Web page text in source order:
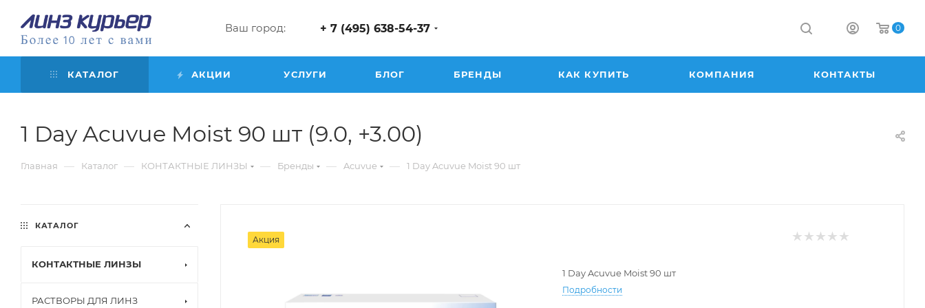
Ваш город: + 7 (495) 638-54-37 0
КАТАЛОГ АКЦИИ УСЛУГИ БЛОГ БРЕНДЫ КАК КУПИТЬ КОМПАНИЯ КОНТАКТЫ
1 Day Acuvue Moist 90 шт (9.0, +3.00)
Главная — Каталог — КОНТАКТНЫЕ ЛИНЗЫ — Бренды — Acuvue — 1 Day Acuvue Moist 90 шт
Акция
1 Day Acuvue Moist 90 шт
Подробности
КАТАЛОГ
КОНТАКТНЫЕ ЛИНЗЫ
РАСТВОРЫ ДЛЯ ЛИНЗ